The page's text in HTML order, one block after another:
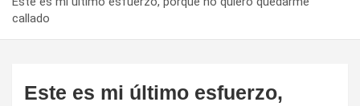
callado
Este es mi último esfuerzo,